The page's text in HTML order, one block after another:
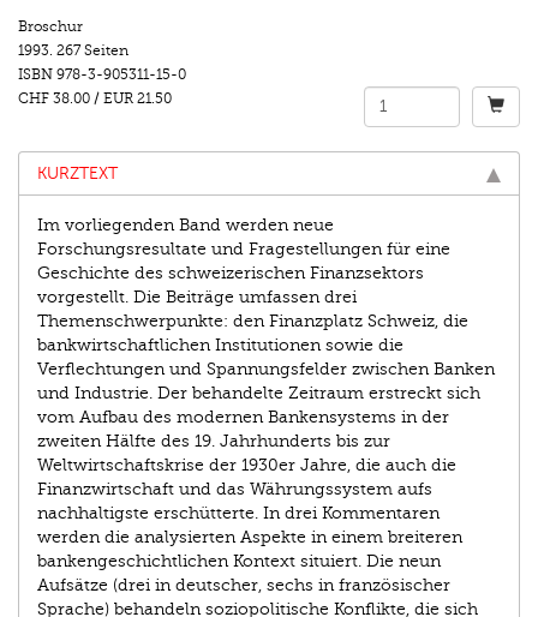
Broschur
1993. 267 Seiten
ISBN 978-3-905311-15-0
CHF 38.00 / EUR 21.50
KURZTEXT
Im vorliegenden Band werden neue
Forschungsresultate und Fragestellungen für eine
Geschichte des schweizerischen Finanzsektors
vorgestellt. Die Beiträge umfassen drei
Themenschwerpunkte: den Finanzplatz Schweiz, die
bankwirtschaftlichen Institutionen sowie die
Verflechtungen und Spannungsfelder zwischen Banken
und Industrie. Der behandelte Zeitraum erstreckt sich
vom Aufbau des modernen Bankensystems in der
zweiten Hälfte des 19. Jahrhunderts bis zur
Weltwirtschaftskrise der 1930er Jahre, die auch die
Finanzwirtschaft und das Währungssystem aufs
nachhaltigste erschütterte. In drei Kommentaren
werden die analysierten Aspekte in einem breiteren
bankengeschichtlichen Kontext situiert. Die neun
Aufsätze (drei in deutscher, sechs in französischer
Sprache) behandeln soziopolitische Konflikte, die sich